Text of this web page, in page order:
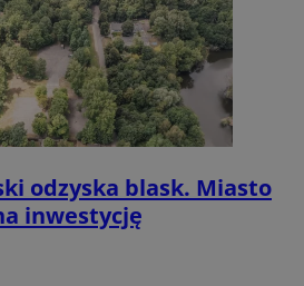
odzyska blask. Miasto
inwestycję